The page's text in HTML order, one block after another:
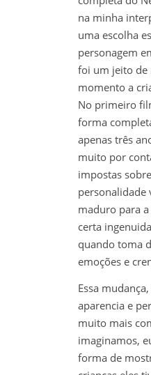
na minha
uma escolha
personagem
foi um jeito de
momento a
No primeiro
forma
apenas três
muito por
impostas
personalidade
maduro para
certa
quando toma
emoções e
Essa
aparencia e
muito mais
imaginamos,
forma de